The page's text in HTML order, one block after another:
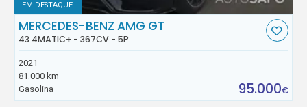
EM DESTAQUE
MERCEDES-BENZ AMG GT
43 4MATIC+ - 367CV - 5P
2021
81.000 km
Gasolina
95.000€